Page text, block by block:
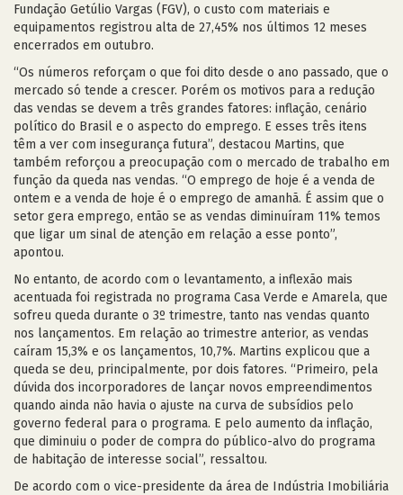
Fundação Getúlio Vargas (FGV), o custo com materiais e
equipamentos registrou alta de 27,45% nos últimos 12 meses
encerrados em outubro.
“Os números reforçam o que foi dito desde o ano passado, que o
mercado só tende a crescer. Porém os motivos para a redução
das vendas se devem a três grandes fatores: inflação, cenário
político do Brasil e o aspecto do emprego. E esses três itens
têm a ver com insegurança futura”, destacou Martins, que
também reforçou a preocupação com o mercado de trabalho em
função da queda nas vendas. “O emprego de hoje é a venda de
ontem e a venda de hoje é o emprego de amanhã. É assim que o
setor gera emprego, então se as vendas diminuíram 11% temos
que ligar um sinal de atenção em relação a esse ponto”,
apontou.
No entanto, de acordo com o levantamento, a inflexão mais
acentuada foi registrada no programa Casa Verde e Amarela, que
sofreu queda durante o 3º trimestre, tanto nas vendas quanto
nos lançamentos. Em relação ao trimestre anterior, as vendas
caíram 15,3% e os lançamentos, 10,7%. Martins explicou que a
queda se deu, principalmente, por dois fatores. “Primeiro, pela
dúvida dos incorporadores de lançar novos empreendimentos
quando ainda não havia o ajuste na curva de subsídios pelo
governo federal para o programa. E pelo aumento da inflação,
que diminuiu o poder de compra do público-alvo do programa
de habitação de interesse social”, ressaltou.
De acordo com o vice-presidente da área de Indústria Imobiliária